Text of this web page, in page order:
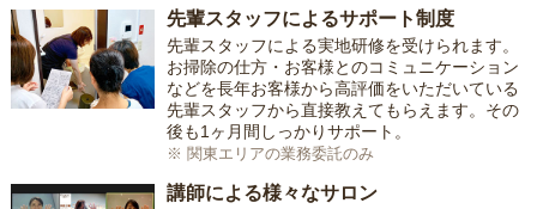
先輩スタッフによるサポート制度
先輩スタッフによる実地研修を受けられます。
お掃除の仕方・お客様とのコミュニケーション
などを長年お客様から高評価をいただいている
先輩スタッフから直接教えてもらえます。その
後も1ヶ月間しっかりサポート。
※ 関東エリアの業務委託のみ
講師による様々なサロン